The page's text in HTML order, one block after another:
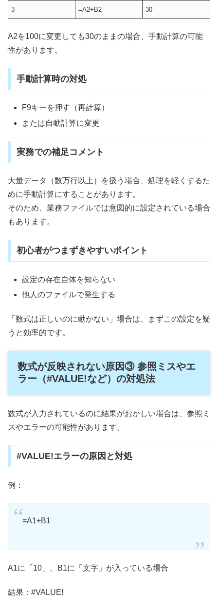
3 =A2+B2 30
A2を100に変更しても30のままの場合、手動計算の可能
性があります。
手動計算時の対処
F9キーを押す（再計算）
または自動計算に変更
実務での補足コメント
大量データ（数万行以上）を扱う場合、処理を軽くするた
めに手動計算にすることがあります。
そのため、業務ファイルでは意図的に設定されている場合
もあります。
初心者がつまずきやすいポイント
設定の存在自体を知らない
他人のファイルで発生する
「数式は正しいのに動かない」場合は、まずこの設定を疑
うと効率的です。
数式が反映されない原因③ 参照ミスやエ
ラー（#VALUE!など）の対処法
数式が入力されているのに結果がおかしい場合は、参照ミ
スやエラーの可能性があります。
#VALUE!エラーの原因と対処
例：
=A1+B1
A1に「10」、B1に「文字」が入っている場合
結果：#VALUE!